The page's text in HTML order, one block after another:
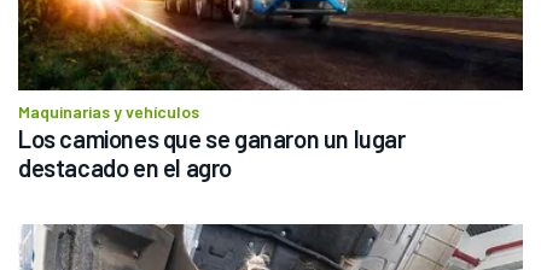
Maquinarias y vehículos
Los camiones que se ganaron un lugar
destacado en el agro